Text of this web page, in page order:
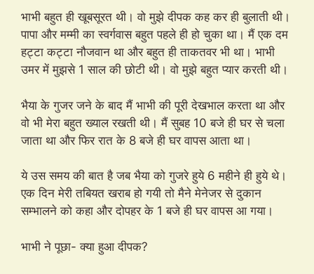
भाभी बहुत ही खूबसूरत थी। वो मुझे दीपक कह कर ही बुलाती थी।
पापा और मम्मी का स्वर्गवास बहुत पहले ही हो चुका था। मैं एक दम
हट्टा कट्टा नौजवान था और बहुत ही ताकतवर भी था। भाभी
उमर में मुझसे 1 साल की छोटी थी। वो मुझे बहुत प्यार करती थी।
भैया के गुजर जने के बाद मैं भाभी की पूरी देखभाल करता था और
वो भी मेरा बहुत ख्याल रखती थी। मैं सुबह 10 बजे ही घर से चला
जाता था और फिर रात के 8 बजे ही घर वापस आता था।
ये उस समय की बात है जब भैया को गुजरे हुये 6 महीने ही हुये थे।
एक दिन मेरी तबियत खराब हो गयी तो मैने मेनेजर से दुकान
सम्भालने को कहा और दोपहर के 1 बजे ही घर वापस आ गया।
भाभी ने पूछा- क्या हुआ दीपक?